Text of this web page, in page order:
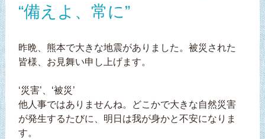
“備えよ、常に”
昨晩、熊本で大きな地震がありました。被災された
皆様、お見舞い申し上げます。
‘災害’、‘被災’
他人事ではありませんね。どこかで大きな自然災害
が発生するたびに、明日は我が身かと不安になりま
す。